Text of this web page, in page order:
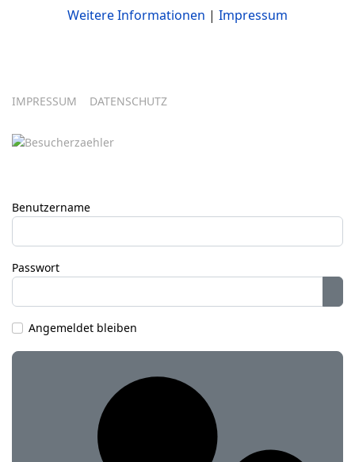
IMPRESSUM DATENSCHUTZ
Benutzername
Passwort
Angemeldet bleiben
Weitere Informationen | Impressum